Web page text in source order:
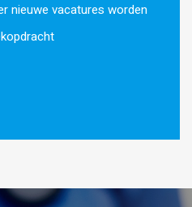
nieuwe vacatures worden